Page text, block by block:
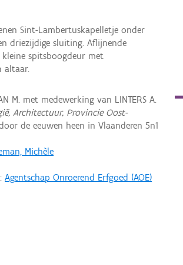
Sint-Lambertuskapelletje onder
driezijdige sluiting. Aflijnende
spitsboogdeur met
altaar.
M. met medewerking van LINTERS A.
Architectuur, Provincie Oost-
de eeuwen heen in Vlaanderen 5n1
Michèle
Agentschap Onroerend Erfgoed (AOE)